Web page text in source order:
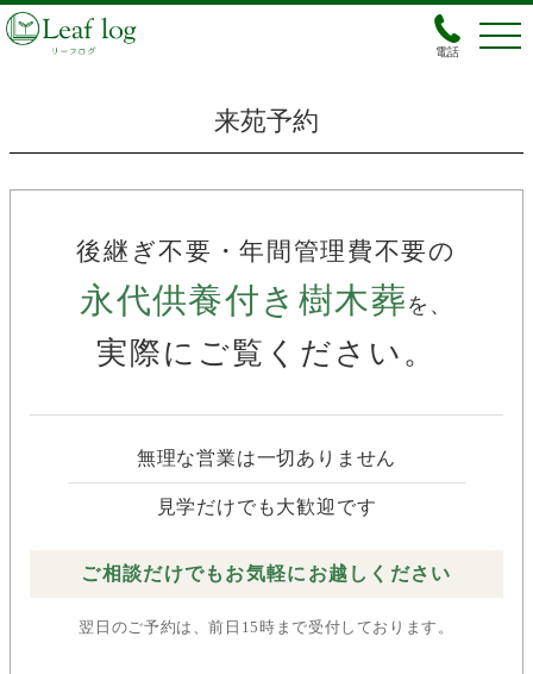
電話
来苑予約
後継ぎ不要・年間管理費不要の
永代供養付き樹木葬 を、
実際にご覧ください。
無理な営業は一切ありません
見学だけでも大歓迎です
ご相談だけでもお気軽にお越しください
翌日のご予約は、前日15時まで受付しております。